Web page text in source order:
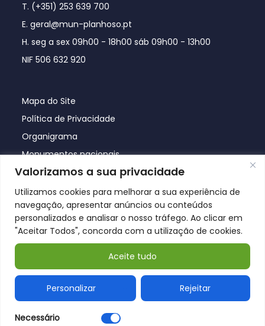
Valorizamos a sua privacidade
Utilizamos cookies para melhorar a sua experiência de
navegação, apresentar anúncios ou conteúdos
personalizados e analisar o nosso tráfego. Ao clicar em
"Aceitar Todos", concorda com a utilização de cookies.
Personalizar Rejeitar
Aceite tudo
Necessário
T. (+351) 253 639 700
E. geral@mun-planhoso.pt
H. seg a sex 09h00 - 18h00 sáb 09h00 - 13h00
NIF 506 632 920
Mapa do Site
Política de Privacidade
Organigrama
Monumentos nacionais
© Póvoa de Lanhoso 2026